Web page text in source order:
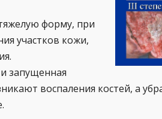
форму, при
участков кожи,
запущенная
воспаления костей, а